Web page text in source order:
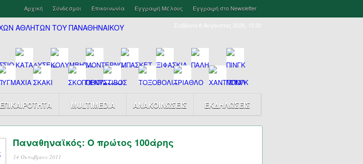
Αρχική Σύνδεσμοι Επικοινωνία Εγγραφή Μέλους Εγγραφή στο Newsletter
Σάββατο 8 Αύγουστος 2026, 15:30
ΕΠΙΚΑΙΡΟΤΗΤΑ MULTIMEDIA ΑΝΑΚΟΙΝΩΣΕΙΣ ΕΚΔΗΛΩΣΕΙΣ
Παναθηναϊκός: Ο πρώτος 100άρης
14 Οκτωβρίου 2011